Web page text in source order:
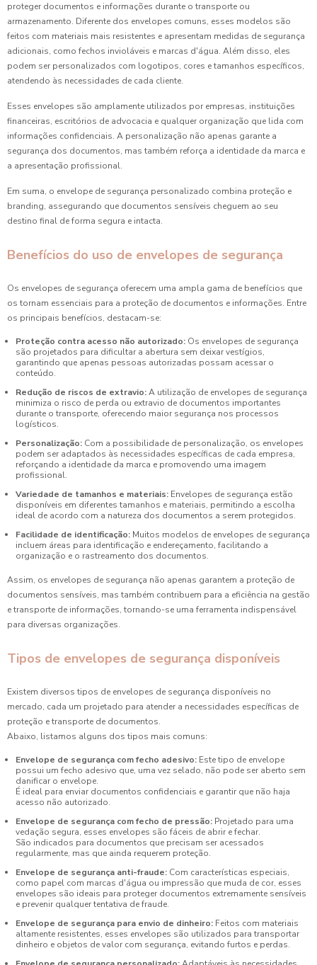
proteger documentos e informações durante o transporte ou
armazenamento. Diferente dos envelopes comuns, esses modelos são
feitos com materiais mais resistentes e apresentam medidas de segurança
adicionais, como fechos invioláveis e marcas d'água. Além disso, eles
podem ser personalizados com logotipos, cores e tamanhos específicos,
atendendo às necessidades de cada cliente.
Esses envelopes são amplamente utilizados por empresas, instituições
financeiras, escritórios de advocacia e qualquer organização que lida com
informações confidenciais. A personalização não apenas garante a
segurança dos documentos, mas também reforça a identidade da marca e
a apresentação profissional.
Em suma, o envelope de segurança personalizado combina proteção e
branding, assegurando que documentos sensíveis cheguem ao seu
destino final de forma segura e intacta.
Benefícios do uso de envelopes de segurança
Os envelopes de segurança oferecem uma ampla gama de benefícios que
os tornam essenciais para a proteção de documentos e informações. Entre
os principais benefícios, destacam-se:
Proteção contra acesso não autorizado: Os envelopes de segurança
são projetados para dificultar a abertura sem deixar vestígios,
garantindo que apenas pessoas autorizadas possam acessar o
conteúdo.
Redução de riscos de extravio:A utilização de envelopes de segurança
minimiza o risco de perda ou extravio de documentos importantes
durante o transporte, oferecendo maior segurança nos processos
logísticos.
Personalização: Com a possibilidade de personalização, os envelopes
podem ser adaptados às necessidades específicas de cada empresa,
reforçando a identidade da marca e promovendo uma imagem
profissional.
Variedade de tamanhos e materiais: Envelopes de segurança estão
disponíveis em diferentes tamanhos e materiais, permitindo a escolha
ideal de acordo com a natureza dos documentos a serem protegidos.
Facilidade de identificação: Muitos modelos de envelopes de segurança
incluem áreas para identificação e endereçamento, facilitando a
organização e o rastreamento dos documentos.
Assim, os envelopes de segurança não apenas garantem a proteção de
documentos sensíveis, mas também contribuem para a eficiência na gestão
e transporte de informações, tornando-se uma ferramenta indispensável
para diversas organizações.
Tipos de envelopes de segurança disponíveis
Existem diversos tipos de envelopes de segurança disponíveis no
mercado, cada um projetado para atender a necessidades específicas de
proteção e transporte de documentos.
Abaixo, listamos alguns dos tipos mais comuns:
Envelope de segurança com fecho adesivo: Este tipo de envelope
possui um fecho adesivo que, uma vez selado, não pode ser aberto sem
danificar o envelope.
É ideal para enviar documentos confidenciais e garantir que não haja
acesso não autorizado.
Envelope de segurança com fecho de pressão: Projetado para uma
vedação segura, esses envelopes são fáceis de abrir e fechar.
São indicados para documentos que precisam ser acessados
regularmente, mas que ainda requerem proteção.
Envelope de segurança anti-fraude: Com características especiais,
como papel com marcas d'água ou impressão que muda de cor, esses
envelopes são ideais para proteger documentos extremamente sensíveis
e prevenir qualquer tentativa de fraude.
Envelope de segurança para envio de dinheiro: Feitos com materiais
altamente resistentes, esses envelopes são utilizados para transportar
dinheiro e objetos de valor com segurança, evitando furtos e perdas.